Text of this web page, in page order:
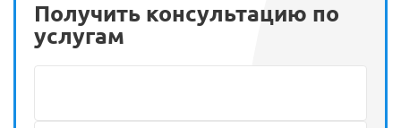
Получить консультацию по
услугам